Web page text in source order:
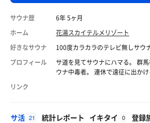
サウナ歴
6年 5ヶ月
ホーム
花湯スカイテルメリゾート
好きなサウナ
100度カラカラのテレビ無しサウナ
プロフィール
サ道を見てサウナにハマる。 群
ウナ中毒者。 連休で遠征に出かけ
リンク
サ活 21 統計レポート イキタイ 0 登録